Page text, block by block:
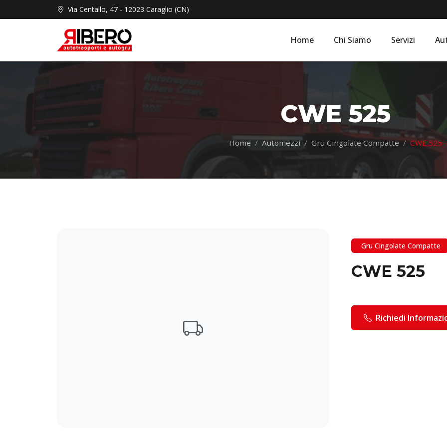
Via Centallo, 47 - 12023 Caraglio (CN)
Home Chi Siamo Servizi
CWE 525
Home Automezzi Gru Cingolate Compatte CWE 525
Gru Cingolate Compatte
CWE 525
Richiedi